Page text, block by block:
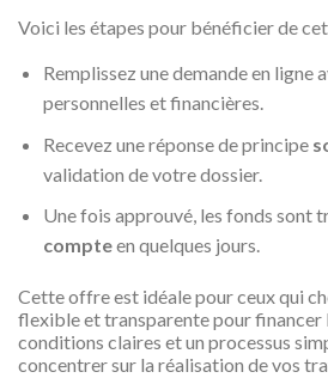
Voici les étapes pour bénéficier de
Remplissez une demande en ligne
personnelles et financières.
Recevez une réponse de principe
validation de votre dossier.
Une fois approuvé, les fonds sont
compteen quelques jours.
Cette offre est idéale pour ceux qui
flexible et transparente pour financer
conditions claires et un processus
concentrer sur la réalisation de vos